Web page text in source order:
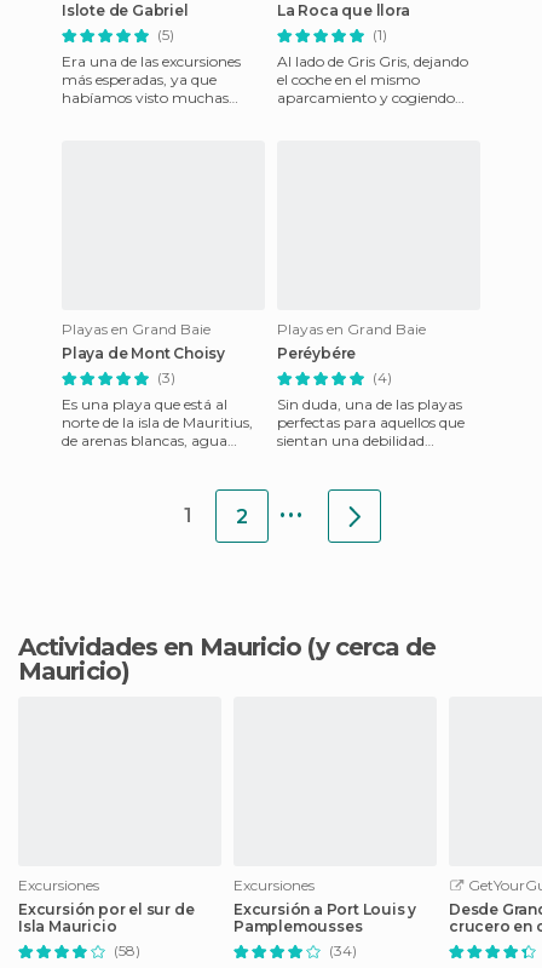
Islote de Gabriel
(5)
Era una de las excursiones
más esperadas, ya que
habíamos visto muchas
La Roca que llora
(1)
Al lado de Gris Gris, dejando
el coche en el mismo
aparcamiento y cogiendo
Playas en Grand Baie
Playa de Mont Choisy
(3)
Es una playa que está al
norte de la isla de Mauritius,
de arenas blancas, agua
Playas en Grand Baie
Peréybére
(4)
Sin duda, una de las playas
perfectas para aquellos que
sientan una debilidad
1 2 ...
Actividades en Mauricio (y cerca de
Mauricio)
Excursiones
Excursión por el sur de
Isla Mauricio
(58)
Excursiones
Excursión a Port Louis y
Pamplemousses
(34)
Desde
crucero en
isla Gabriel